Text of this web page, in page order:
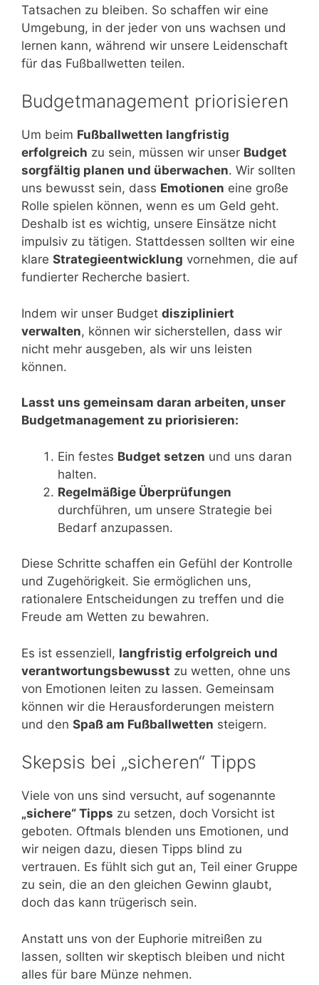
Tatsachen zu bleiben. So schaffen wir eine
Umgebung, in der jeder von uns wachsen und
lernen kann, während wir unsere Leidenschaft
für das Fußballwetten teilen.
Budgetmanagement priorisieren
Um beim Fußballwetten langfristig
erfolgreich zu sein, müssen wir unser Budget
sorgfältig planen und überwachen. Wir sollten
uns bewusst sein, dass Emotionen eine große
Rolle spielen können, wenn es um Geld geht.
Deshalb ist es wichtig, unsere Einsätze nicht
impulsiv zu tätigen. Stattdessen sollten wir eine
klare Strategieentwicklung vornehmen, die auf
fundierter Recherche basiert.
Indem wir unser Budget diszipliniert
verwalten, können wir sicherstellen, dass wir
nicht mehr ausgeben, als wir uns leisten
können.
Lasst uns gemeinsam daran arbeiten, unser
Budgetmanagement zu priorisieren:
Ein festes Budget setzen und uns daran
halten.
Regelmäßige Überprüfungen
durchführen, um unsere Strategie bei
Bedarf anzupassen.
Diese Schritte schaffen ein Gefühl der Kontrolle
und Zugehörigkeit. Sie ermöglichen uns,
rationalere Entscheidungen zu treffen und die
Freude am Wetten zu bewahren.
Es ist essenziell, langfristig erfolgreich und
verantwortungsbewusst zu wetten, ohne uns
von Emotionen leiten zu lassen. Gemeinsam
können wir die Herausforderungen meistern
und den Spaß am Fußballwetten steigern.
Skepsis bei „sicheren“ Tipps
Viele von uns sind versucht, auf sogenannte
„sichere“ Tipps zu setzen, doch Vorsicht ist
geboten. Oftmals blenden uns Emotionen, und
wir neigen dazu, diesen Tipps blind zu
vertrauen. Es fühlt sich gut an, Teil einer Gruppe
zu sein, die an den gleichen Gewinn glaubt,
doch das kann trügerisch sein.
Anstatt uns von der Euphorie mitreißen zu
lassen, sollten wir skeptisch bleiben und nicht
alles für bare Münze nehmen.